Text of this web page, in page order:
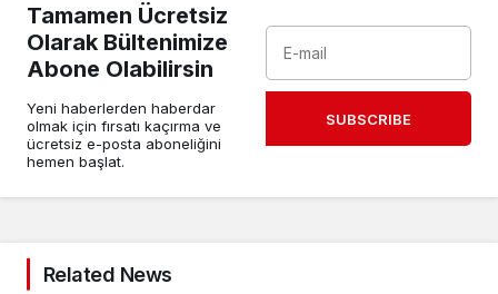
Tamamen Ücretsiz
Olarak Bültenimize
Abone Olabilirsin
Yeni haberlerden haberdar
olmak için fırsatı kaçırma ve
ücretsiz e-posta aboneliğini
hemen başlat.
SUBSCRIBE
Related News